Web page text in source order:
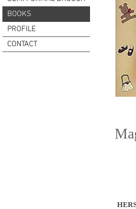
BOOKS
PROFILE
CONTACT